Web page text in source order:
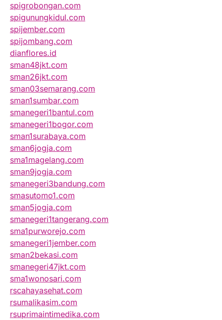
spigrobongan.com
spigunungkidul.com
spijember.com
spijombang.com
dianflores.id
sman48jkt.com
sman26jkt.com
sman03semarang.com
sman1sumbar.com
smanegeri1bantul.com
smanegeri1bogor.com
sman1surabaya.com
sman6jogja.com
sma1magelang.com
sman9jogja.com
smanegeri3bandung.com
smasutomo1.com
sman5jogja.com
smanegeri1tangerang.com
sma1purworejo.com
smanegeri1jember.com
sman2bekasi.com
smanegeri47jkt.com
sma1wonosari.com
rscahayasehat.com
rsumalikasim.com
rsuprimaintimedika.com